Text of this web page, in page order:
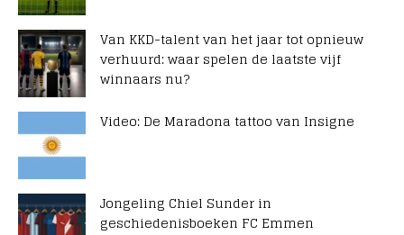
Van KKD-talent van het jaar tot opnieuw
verhuurd: waar spelen de laatste vijf
winnaars nu?
Video: De Maradona tattoo van Insigne
Jongeling Chiel Sunder in
geschiedenisboeken FC Emmen